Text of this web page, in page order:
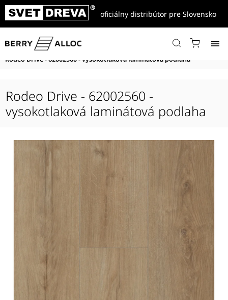
oficiálny distribútor pre Slovensko
Domov / Produkty / Vysokotlakové podlahy Grand Avenue /
Grand Avenue Comfort
Rodeo Drive - 62002560 - vysokotlaková laminátová podlaha
Rodeo Drive - 62002560 -
vysokotlaková laminátová podlaha